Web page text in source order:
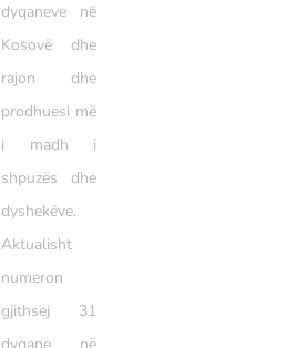
dyqaneve në
Kosovë dhe
rajon dhe
prodhuesi më
i madh i
shpuzës dhe
dyshekëve.
Aktualisht
numeron
gjithsej 31